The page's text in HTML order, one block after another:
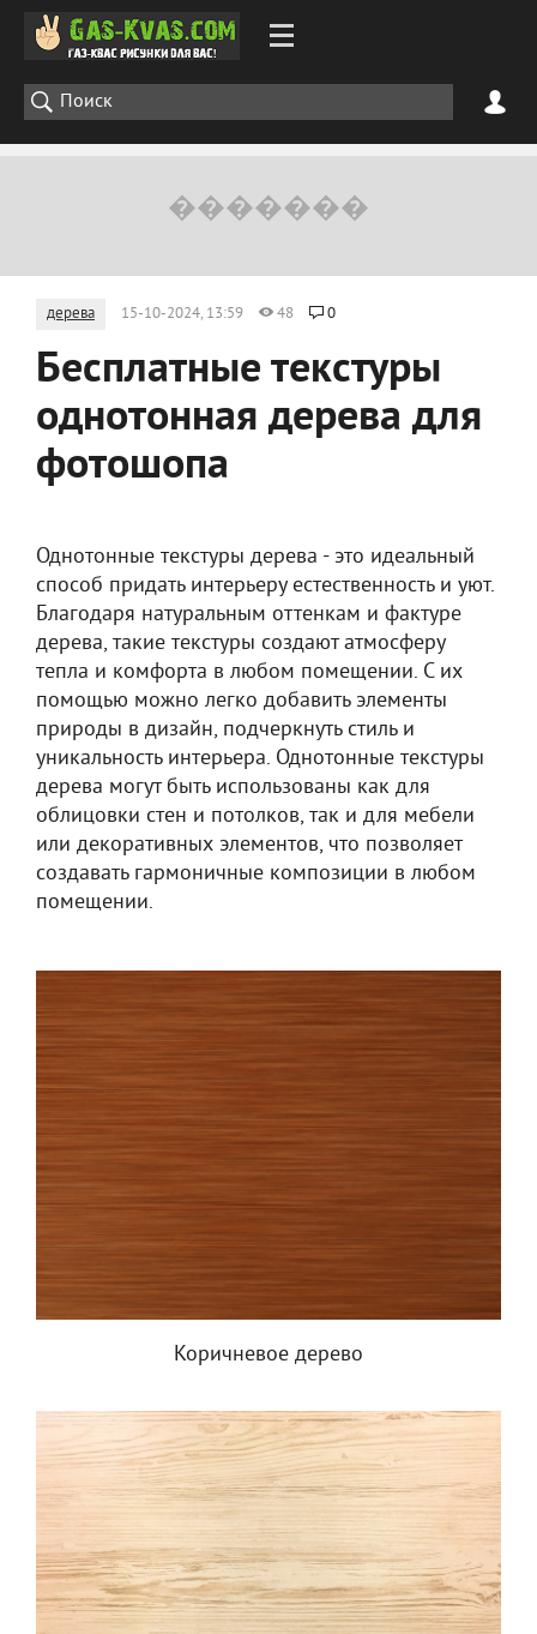
дерева 15-10-2024, 13:59 48 0
Бесплатные текстуры
однотонная дерева для
фотошопа
Однотонные текстуры дерева - это идеальный
способ придать интерьеру естественность и уют.
Благодаря натуральным оттенкам и фактуре
дерева, такие текстуры создают атмосферу
тепла и комфорта в любом помещении. С их
помощью можно легко добавить элементы
природы в дизайн, подчеркнуть стиль и
уникальность интерьера. Однотонные текстуры
дерева могут быть использованы как для
облицовки стен и потолков, так и для мебели
или декоративных элементов, что позволяет
создавать гармоничные композиции в любом
помещении.
Коричневое дерево